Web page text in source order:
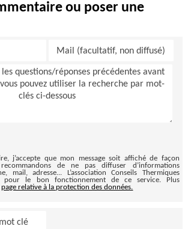
ou poser une
j’accepte que mon message soit affiché de façon
de ne pas diffuser d’informations
mail, adresse... L’association Conseils Thermiques
pour le bon fonctionnement de ce service. Plus
page relative à la protection des données.